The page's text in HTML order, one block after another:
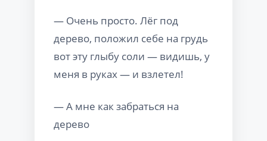
— Очень просто. Лёг под
дерево, положил себе на грудь
вот эту глыбу соли — видишь, у
меня в руках — и взлетел!
— А мне как забраться на
дерево